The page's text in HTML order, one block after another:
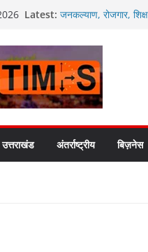
Latest: जनकल्याण, रोजगार,
मतदाताओं से निरंतर
उत्तराखंड में विभिन्न
अगले दो दिनों में भारी से
उत्तराखंड अंतर्राष्ट्रीय बिज़नेस